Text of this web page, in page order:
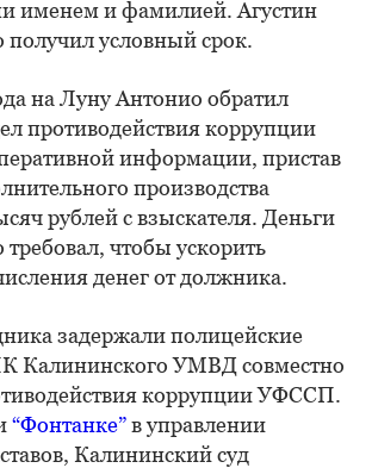
именем и фамилией. Агустин
условный срок.
на Луну Антонио обратил
противодействия коррупции
информации, пристав
производства
рублей с взыскателя. Деньги
чтобы ускорить
денег от должника.
задержали полицейские
Калининского УМВД совместно
коррупции УФССП.
“Фонтанке”в управлении
Калининский суд